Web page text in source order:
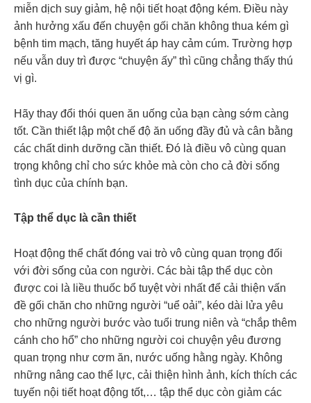
miễn dịch suy giảm, hệ nội tiết hoạt động kém. Điều này
ảnh hưởng xấu đến chuyện gối chăn không thua kém gì
bệnh tim mạch, tăng huyết áp hay cảm cúm. Trường hợp
nếu vẫn duy trì được “chuyện ấy” thì cũng chẳng thấy thú
vị gì.
Hãy thay đổi thói quen ăn uống của bạn càng sớm càng
tốt. Cần thiết lập một chế độ ăn uống đầy đủ và cân bằng
các chất dinh dưỡng cần thiết. Đó là điều vô cùng quan
trọng không chỉ cho sức khỏe mà còn cho cả đời sống
tình dục của chính bạn.
Tập thể dục là cần thiết
Hoạt động thể chất đóng vai trò vô cùng quan trọng đối
với đời sống của con người. Các bài tập thể dục còn
được coi là liều thuốc bổ tuyệt vời nhất để cải thiện vấn
đề gối chăn cho những người “uể oải”, kéo dài lửa yêu
cho những người bước vào tuổi trung niên và “chắp thêm
cánh cho hổ” cho những người coi chuyện yêu đương
quan trọng như cơm ăn, nước uống hằng ngày. Không
những nâng cao thể lực, cải thiện hình ảnh, kích thích các
tuyến nội tiết hoạt động tốt,… tập thể dục còn giảm các